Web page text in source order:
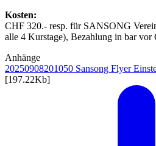
Kosten:
CHF 320.- resp. für SANSONG
alle 4 Kurstage), Bezahlung in bar vor
Anhänge
20250908201050 Sansong Flyer
[197.22Kb]